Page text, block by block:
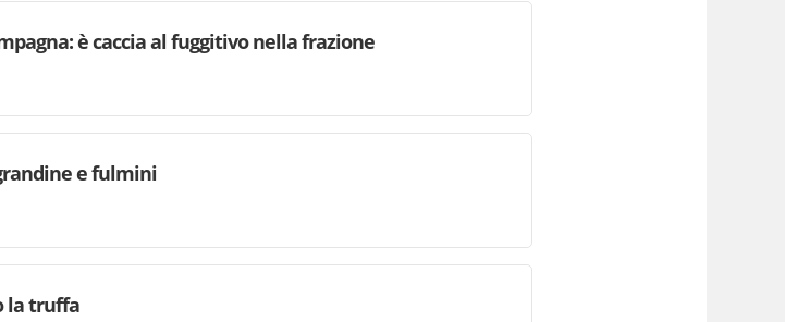
è caccia al fuggitivo nella frazione
e fulmini
la truffa